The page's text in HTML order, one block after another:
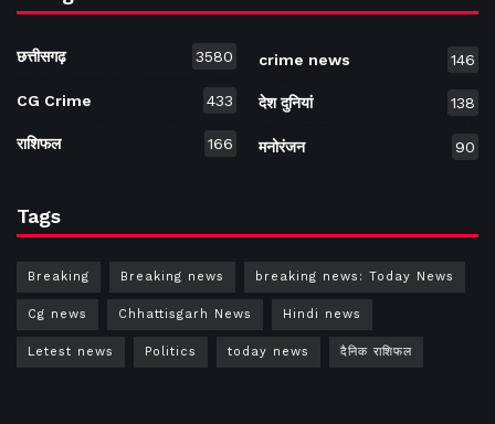
छत्तीसगढ़ 3580
CG Crime 433
राशिफल 166
crime news 146
देश दुनियां 138
मनोरंजन 90
Tags
Breaking Breaking news breaking news: Today News
Cg news Chhattisgarh News Hindi news
Letest news Politics today news दैनिक राशिफल